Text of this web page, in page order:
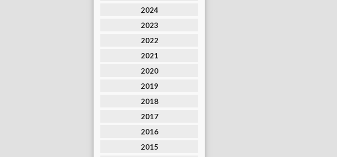
2024
2023
2022
2021
2020
2019
2018
2017
2016
2015